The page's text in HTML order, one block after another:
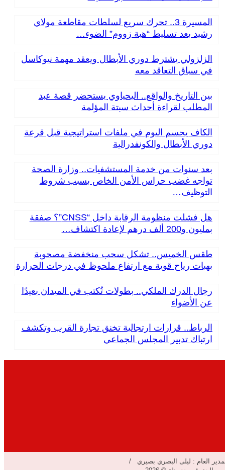
المسيرة 3.. تحرك سريع لسلطات مقاطعة مولاي
رشيد بعد تسليط “هبة زووم” الضوء…
الزلزولي يشترط دوري الأبطال ويعقد مهمة نيوكاسل
في سباق التعاقد معه
بين التاريخ والواقع.. اليحياوي يستحضر قصة عبد
المطلب لقراءة أحداث سبتة المؤلمة
الكاف يحسم اليوم في ملفات استراتيجية قبل قرعة
دوري الأبطال والكونفدرالية
بعد سنوات من خدمة المستشفيات.. وزارة الصحة
تواجه غضب حراس الأمن الخاص بسبب شروط
التوظيف…
هل فشلت منظومة الرقابة داخل “CNSS”؟ صفقة
بمليون و200 ألف درهم لإعادة اكتشاف…
طقس الخميس.. تشكل سحب منخفضة مصحوبة
بهبات رياح قوية مع ارتفاع ملحوظ في درجات الحرارة
رجال الدرك الملكي.. بطولات تُكتب في الميدان بعيدًا
عن الأضواء
الرباط.. قرارات ارتجالية تخنق تجارة القرب وتكشف
ارتباك تدبير المجلس الجماعي
العام : ليلى البصري بصيري /